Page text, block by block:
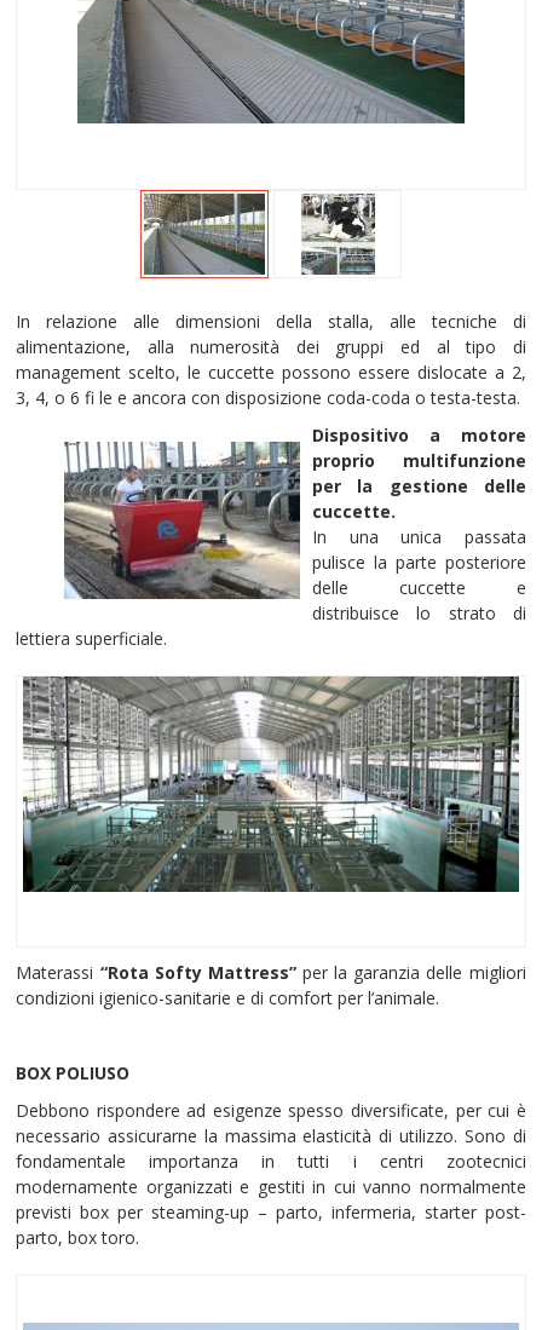
In relazione alle dimensioni della stalla, alle tecniche di
alimentazione, alla numerosità dei gruppi ed al tipo di
management scelto, le cuccette possono essere dislocate a 2,
3, 4, o 6 fi le e ancora con disposizione coda-coda o testa-testa.
Dispositivo a motore
proprio multifunzione
per la gestione delle
cuccette.
In una unica passata
pulisce la parte posteriore
delle cuccette e
distribuisce lo strato di
lettiera superficiale.
Materassi “Rota Softy Mattress”per la garanzia delle migliori
condizioni igienico-sanitarie e di comfort per l’animale.
BOX POLIUSO
Debbono rispondere ad esigenze spesso diversificate, per cui è
necessario assicurarne la massima elasticità di utilizzo. Sono di
fondamentale importanza in tutti i centri zootecnici
modernamente organizzati e gestiti in cui vanno normalmente
previsti box per steaming-up – parto, infermeria, starter post-
parto, box toro.